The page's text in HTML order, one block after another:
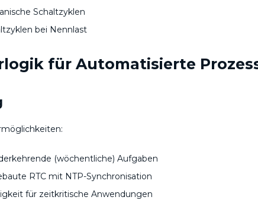
Schaltzyklen
bei Nennlast
für Automatisierte
(wöchentliche) Aufgaben
RTC mit NTP-Synchronisation
für zeitkritische Anwendungen